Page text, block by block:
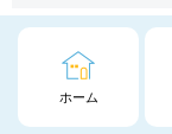
ホーム